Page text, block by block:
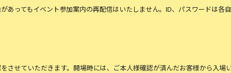
あってもイベント参加案内の再配信はいたしません。ID、パスワードは各
せていただきます。開場時には、ご本人様確認が済んだお客様から入場い